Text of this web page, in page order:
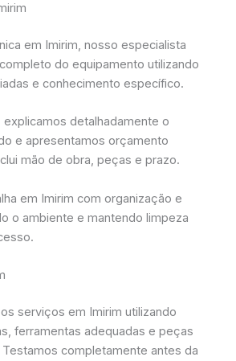
em Imirim, nosso especialista
do equipamento utilizando
e conhecimento específico.
explicamos detalhadamente o
e apresentamos orçamento
mão de obra, peças e prazo.
em Imirim com organização e
o ambiente e mantendo limpeza
serviços em Imirim utilizando
ferramentas adequadas e peças
completamente antes da